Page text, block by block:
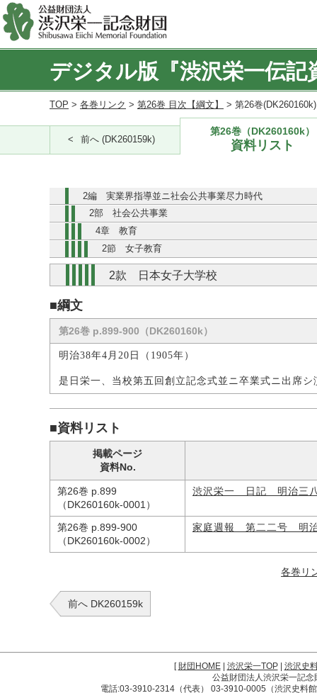
デジタル版『渋沢栄一伝記
TOP > 各巻リンク > 第26巻 目次【綱文】 > 第26巻
前へ (DK260159k)
第26巻（DK260160k）
資料リスト
2編 実業界指導並ニ社会公共事業尽力時代
2部 社会公共事業
4章 教育
2節 女子教育
2款 日本女子大学校
■綱文
第26巻 p.899-900（DK260160k）
明治38年4月20日（1905年）
是日栄一、当校第五回創立記念式並ニ卒業式ニ出席シ
■資料リスト
掲載ページ
資料No.
第26巻 p.899
（DK260160k-0001）
渋沢栄一 日記 明治三
第26巻 p.899-900
（DK260160k-0002）
家庭週報 第二二号 明
各巻リ
前へ DK260159k
[財団HOME| 渋沢栄一TOP| 渋沢史
公益財団法人渋沢栄一記
電話:03-3910-2314（代表） 03-3910-0005（渋沢史料